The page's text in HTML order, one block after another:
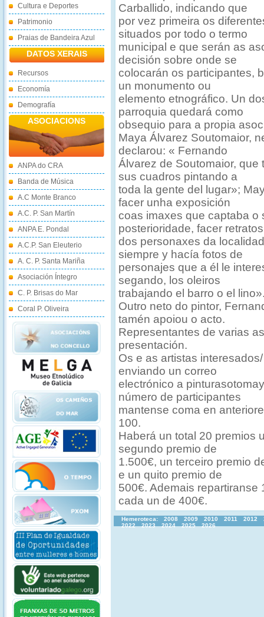
Cultura e Deportes
Patrimonio
Praias de Bandeira Azul
DATOS XERAIS
Recursos
Economía
Demografía
ASOCIACIONS
ANPA do CRA
Banda de Música
A.C Monte Branco
A.C. P. San Martín
ANPA E. Pondal
A.C.P. San Eleuterio
A. C. P. Santa Mariña
Asociación Íntegro
C. P. Brisas do Mar
Coral P. Oliveira
Carballido, indicando que
por vez primeira os
situados por todo o termo
municipal e que serán as
decisión sobre onde se
colocarán os participantes,
un monumento ou
elemento etnográfico. Un
parroquia quedará como
obsequio para a propia
Maya Álvarez Soutomaior,
declarou: « Fernando
Álvarez de Soutomaior, que
sus cuadros pintando a
toda la gente del lugar»;
facer unha exposición
coas imaxes que captaba o
posterioridade, facer retratos
dos personaxes da
siempre y hacía fotos de
personajes que a él le
segando, los oleiros
trabajando el barro o el
Outro neto do pintor,
tamén apoiou o acto.
Representantes de varias
presentación.
Os e as artistas
enviando un correo
electrónico a
número de participantes
mantense coma en
100.
Haberá un total 20 premios
segundo premio de
1.500€, un terceiro premio
e un quito premio de
500€. Ademais repartiranse
cada un de 400€.
Hemeroteca: 2008 2009 2010 2011 2012
2022
2023 2024 2025 2026